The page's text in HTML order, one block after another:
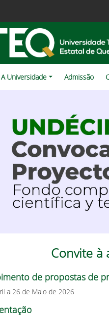
A Universidade Admissão
Convite à
de propostas de
a 26 de Maio de 2026